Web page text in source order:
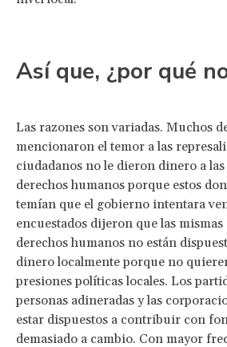
Así que, ¿por qué
Las razones son variadas. Muchos
mencionaron el temor a las
ciudadanos no le dieron dinero a
derechos humanos porque estos
temían que el gobierno intentara
encuestados dijeron que las
derechos humanos no están
dinero localmente porque no
presiones políticas locales. Los
personas adineradas y las
estar dispuestos a contribuir con
demasiado a cambio. Con mayor